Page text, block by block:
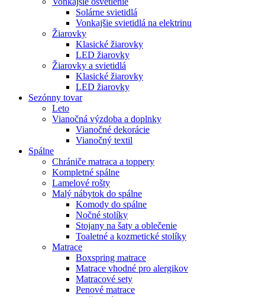
Solárne svietidlá
Vonkajšie svietidlá na elektrinu
Žiarovky
Klasické žiarovky
LED žiarovky
Žiarovky a svietidlá
Klasické žiarovky
LED žiarovky
Sezónny tovar
Leto
Vianočná výzdoba a doplnky
Vianočné dekorácie
Vianočný textil
Spálne
Chrániče matraca a toppery
Kompletné spálne
Lamelové rošty
Malý nábytok do spálne
Komody do spálne
Nočné stolíky
Stojany na šaty a oblečenie
Toaletné a kozmetické stolíky
Matrace
Boxspring matrace
Matrace vhodné pro alergikov
Matracové sety
Penové matrace